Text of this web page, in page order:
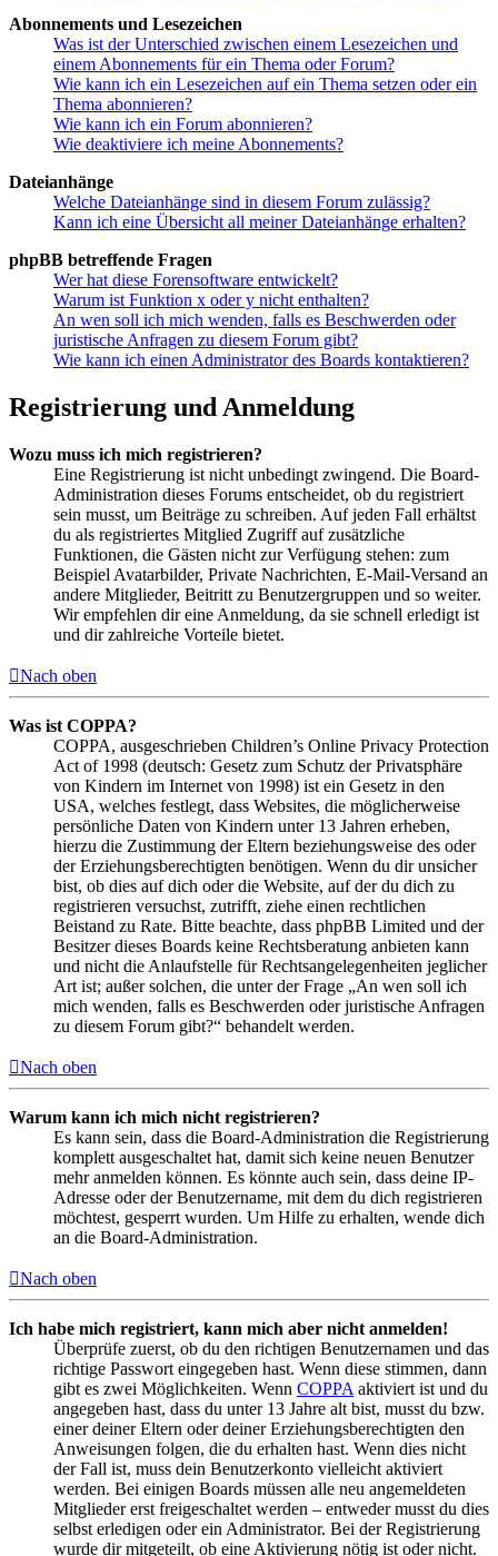
Abonnements und Lesezeichen
Was ist der Unterschied zwischen einem Lesezeichen und
einem Abonnements für ein Thema oder Forum?
Wie kann ich ein Lesezeichen auf ein Thema setzen oder ein
Thema abonnieren?
Wie kann ich ein Forum abonnieren?
Wie deaktiviere ich meine Abonnements?
Dateianhänge
Welche Dateianhänge sind in diesem Forum zulässig?
Kann ich eine Übersicht all meiner Dateianhänge erhalten?
phpBB betreffende Fragen
Wer hat diese Forensoftware entwickelt?
Warum ist Funktion x oder y nicht enthalten?
An wen soll ich mich wenden, falls es Beschwerden oder
juristische Anfragen zu diesem Forum gibt?
Wie kann ich einen Administrator des Boards kontaktieren?
Registrierung und Anmeldung
Wozu muss ich mich registrieren?
Eine Registrierung ist nicht unbedingt zwingend. Die Board-
Administration dieses Forums entscheidet, ob du registriert
sein musst, um Beiträge zu schreiben. Auf jeden Fall erhältst
du als registriertes Mitglied Zugriff auf zusätzliche
Funktionen, die Gästen nicht zur Verfügung stehen: zum
Beispiel Avatarbilder, Private Nachrichten, E-Mail-Versand an
andere Mitglieder, Beitritt zu Benutzergruppen und so weiter.
Wir empfehlen dir eine Anmeldung, da sie schnell erledigt ist
und dir zahlreiche Vorteile bietet.
Nach oben
Was ist COPPA?
COPPA, ausgeschrieben Children’s Online Privacy Protection
Act of 1998 (deutsch: Gesetz zum Schutz der Privatsphäre
von Kindern im Internet von 1998) ist ein Gesetz in den
USA, welches festlegt, dass Websites, die möglicherweise
persönliche Daten von Kindern unter 13 Jahren erheben,
hierzu die Zustimmung der Eltern beziehungsweise des oder
der Erziehungsberechtigten benötigen. Wenn du dir unsicher
bist, ob dies auf dich oder die Website, auf der du dich zu
registrieren versuchst, zutrifft, ziehe einen rechtlichen
Beistand zu Rate. Bitte beachte, dass phpBB Limited und der
Besitzer dieses Boards keine Rechtsberatung anbieten kann
und nicht die Anlaufstelle für Rechtsangelegenheiten jeglicher
Art ist; außer solchen, die unter der Frage „An wen soll ich
mich wenden, falls es Beschwerden oder juristische Anfragen
zu diesem Forum gibt?“ behandelt werden.
Nach oben
Warum kann ich mich nicht registrieren?
Es kann sein, dass die Board-Administration die Registrierung
komplett ausgeschaltet hat, damit sich keine neuen Benutzer
mehr anmelden können. Es könnte auch sein, dass deine IP-
Adresse oder der Benutzername, mit dem du dich registrieren
möchtest, gesperrt wurden. Um Hilfe zu erhalten, wende dich
an die Board-Administration.
Nach oben
Ich habe mich registriert, kann mich aber nicht anmelden!
Überprüfe zuerst, ob du den richtigen Benutzernamen und das
richtige Passwort eingegeben hast. Wenn diese stimmen, dann
gibt es zwei Möglichkeiten. Wenn COPPA aktiviert ist und du
angegeben hast, dass du unter 13 Jahre alt bist, musst du bzw.
einer deiner Eltern oder deiner Erziehungsberechtigten den
Anweisungen folgen, die du erhalten hast. Wenn dies nicht
der Fall ist, muss dein Benutzerkonto vielleicht aktiviert
werden. Bei einigen Boards müssen alle neu angemeldeten
Mitglieder erst freigeschaltet werden – entweder musst du dies
selbst erledigen oder ein Administrator. Bei der Registrierung
wurde dir mitgeteilt, ob eine Aktivierung nötig ist oder nicht.